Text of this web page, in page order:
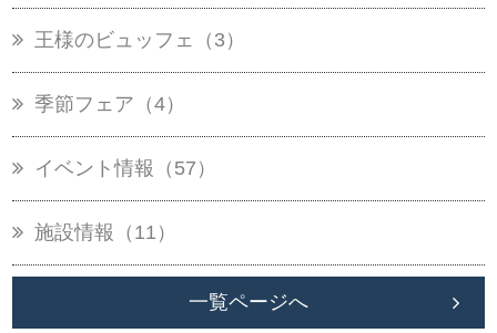
王様のビュッフェ（3）
季節フェア（4）
イベント情報（57）
施設情報（11）
一覧ページへ